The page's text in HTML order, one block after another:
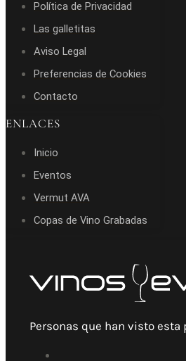
Política de Privacidad
Las galletitas
Aviso Legal
Preferencias de Cookies
Contacto
ENLACES
Inicio
Eventos
Vermut AVA
Copas de Vino Grabadas
Personas que han visto esta